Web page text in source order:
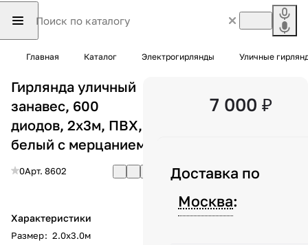
Главная Каталог Электрогирлянды Уличные
Гирлянда уличный
занавес, 600
диодов, 2x3м, ПВХ,
белый с мерцанием
0Арт. 8602
Характеристики
Размер: 2.0х3.0м
7 000 ₽
Доставка по
Москва: